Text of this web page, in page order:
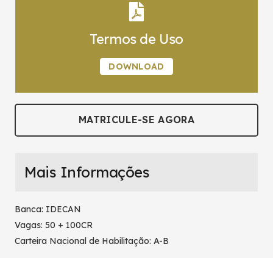
Termos de Uso
DOWNLOAD
MATRICULE-SE AGORA
Mais Informações
Banca: IDECAN
Vagas: 50 + 100CR
Carteira Nacional de Habilitação: A-B